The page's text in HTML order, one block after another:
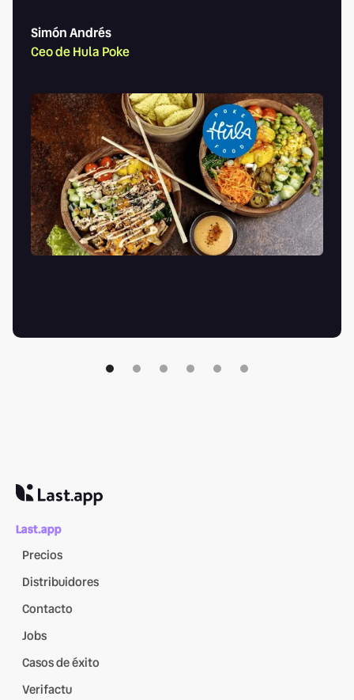
Simón Andrés
Ceo de Hula Poke
Last.app
Precios
Distribuidores
Contacto
Jobs
Casos de éxito
Verifactu